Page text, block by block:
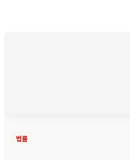
법률